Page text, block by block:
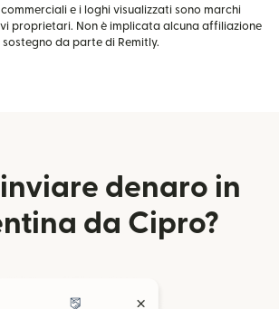
commerciali e i loghi visualizzati sono marchi
proprietari. Non è implicata alcuna affiliazione
sostegno da parte di Remitly.
denaro in
da Cipro?